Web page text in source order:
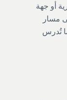
أو جهة
مسار
تُدرس